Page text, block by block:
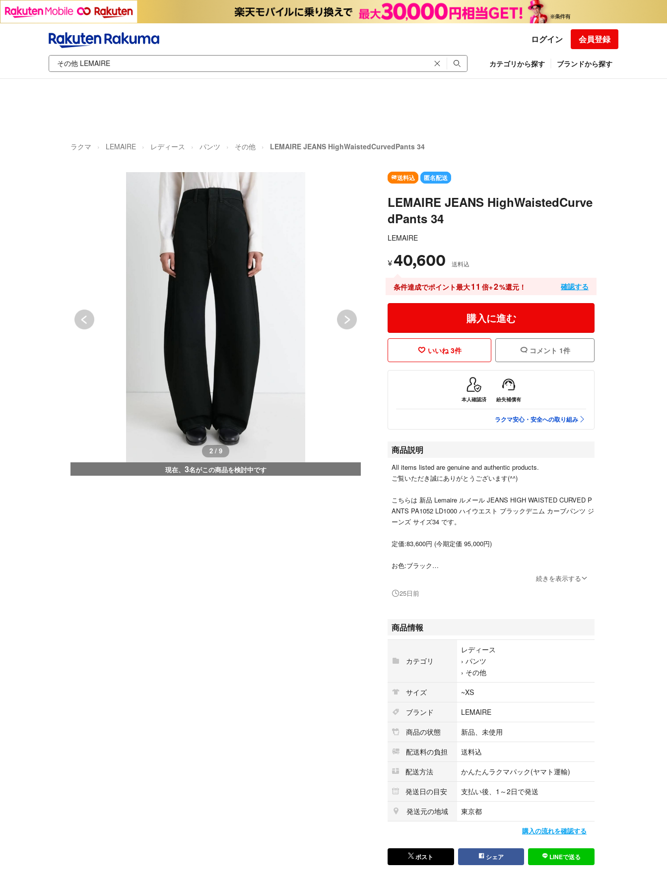
ログイン 会員登録
カテゴリから探す ブランドから探す
ラクマ LEMAIRE レディース パンツ その他 LEMAIRE JEANS HighWaistedCurvedPants 34
2 / 9
現在、 3名がこの商品を検討中です
送料込 匿名配送
LEMAIRE JEANS HighWaistedCurve
dPants 34
LEMAIRE
¥40,600 送料込
条件達成でポイント最大11 倍+2%還元！ 確認する
購入に進む
いいね 3件 コメント 1件
本人確認済 紛失補償有
ラクマ安心・安全への取り組み
商品説明
All items listed are genuine and authentic products.
ご覧いただき誠にありがとうございます(^^)
こちらは 新品 Lemaire ルメール JEANS HIGH WAISTED CURVED P
ANTS PA1052 LD1000 ハイウエスト ブラックデニム カーブパンツ ジ
ーンズ サイズ34 です。
定価:83,600円 (今期定価 95,000円)
お色:ブラック
ウエスト68cm ヒップ94cm/ 股上34cm / 股下79cm / ワタリ30.5cm 裾
fabric: COTTON 100%
状態:新品未使用
アパルトモン ドゥーズィエムクラスでも取扱いがあり人気のルメール
Lemaireで毎シーズン完売を繰り返す定番のカーブデニムパンツで
す。
流行に左右されない名作で、現在もセレクトショップ等で取り扱われ
ている現行モデルと同型のものです。（今期との違いは腰のレザーパ
ッチの有無でこちらはついていないモデルです）
その名の通り、股上は深く（ハイウエスト）、腰回りから裾にかけて
緩やかにカーブを描く立体的なシルエットが最大の特徴です。
脚のラインを拾わず、穿くだけで様になる美しいラインはルメールな
らでは。
新品 Lemaire ルメール JEANS HIGH WAISTED CURVED PANTS PA
1052 LD1000 ハイウエスト ブラックデニム カーブパンツ ジーンズ サ
イズ34 SO
続きを表示する
25日前
商品情報
カテゴリ
レディース
› パンツ
› その他
サイズ
~XS
ブランド
LEMAIRE
商品の状態
新品、未使用
配送料の負担
送料込
配送方法
かんたんラクマパック(ヤマト運輸)
発送日の目安
支払い後、1～2日で発送
発送元の地域
東京都
購入の流れを確認する
ポスト シェア LINEで送る